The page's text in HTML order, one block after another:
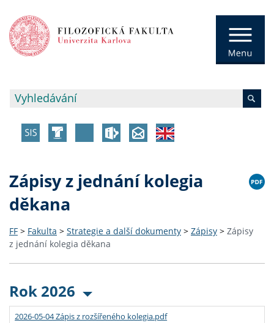
Zápisy z jednání kolegia
děkana
FF > Fakulta > Strategie a další dokumenty > Zápisy > Zápisy
z jednání kolegia děkana
Rok 2026
2026-05-04 Zápis z rozšířeného kolegia.pdf